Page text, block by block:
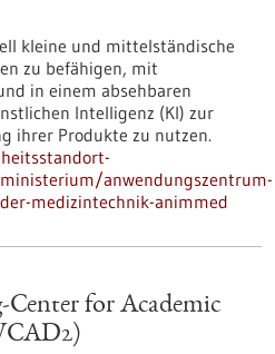
kleine und mittelständische
zu befähigen, mit
in einem absehbaren
Intelligenz (KI) zur
ihrer Produkte zu nutzen.
anwendungszentrum-
medizintechnik-animmed
for Academic